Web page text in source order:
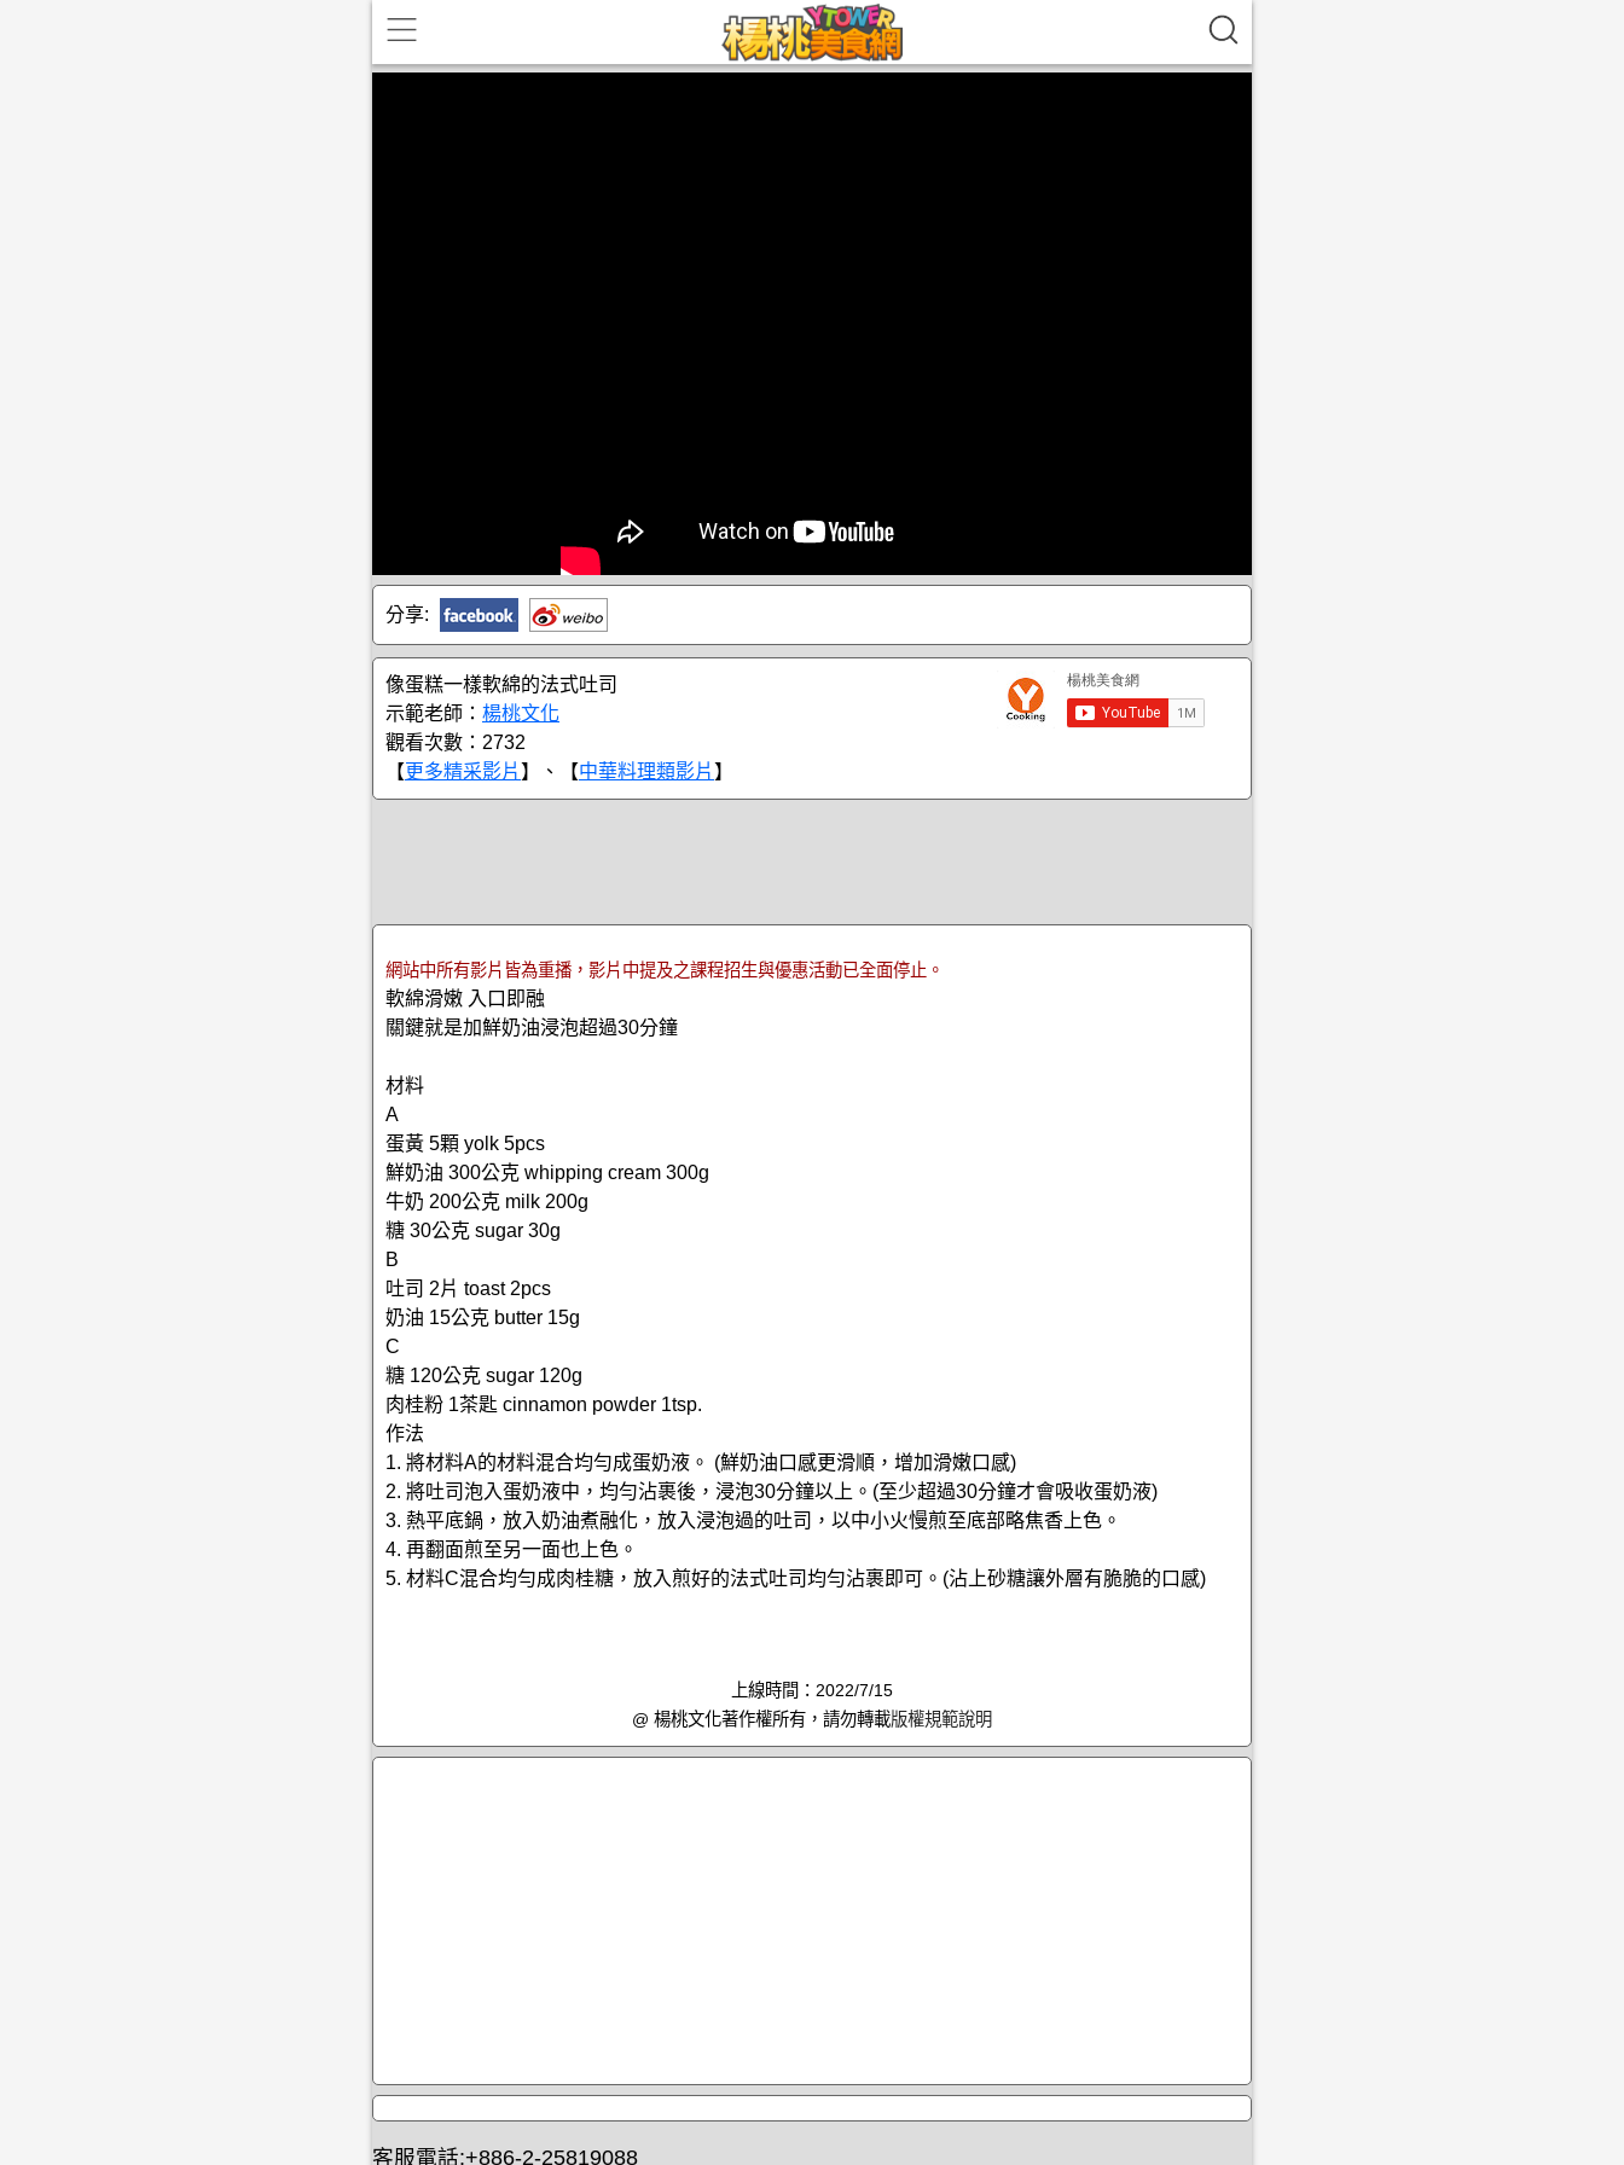
分享:
像蛋糕一樣軟綿的法式吐司
示範老師： 楊桃文化
觀看次數：2732
【更多精采影片 】、【中華料理類影片 】
網站中所有影片皆為重播，影片中提及之課程招生與優惠活動已全面停止。
軟綿滑嫩 入口即融
關鍵就是加鮮奶油浸泡超過30分鐘
材料
A
蛋黃 5顆 yolk 5pcs
鮮奶油 300公克 whipping cream 300g
牛奶 200公克 milk 200g
糖 30公克 sugar 30g
B
吐司 2片 toast 2pcs
奶油 15公克 butter 15g
C
糖 120公克 sugar 120g
肉桂粉 1茶匙 cinnamon powder 1tsp.
作法
1. 將材料A的材料混合均勻成蛋奶液。 (鮮奶油口感更滑順，增加滑嫩口感)
2. 將吐司泡入蛋奶液中，均勻沾裹後，浸泡30分鐘以上。(至少超過30分鐘才會吸收蛋奶液)
3. 熱平底鍋，放入奶油煮融化，放入浸泡過的吐司，以中小火慢煎至底部略焦香上色。
4. 再翻面煎至另一面也上色。
5. 材料C混合均勻成肉桂糖，放入煎好的法式吐司均勻沾裹即可。(沾上砂糖讓外層有脆脆的口感)
上線時間：2022/7/15
@ 楊桃文化著作權所有，請勿轉載版權規範說明
客服電話:+886-2-25819088